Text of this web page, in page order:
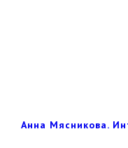
Анна Мясникова.